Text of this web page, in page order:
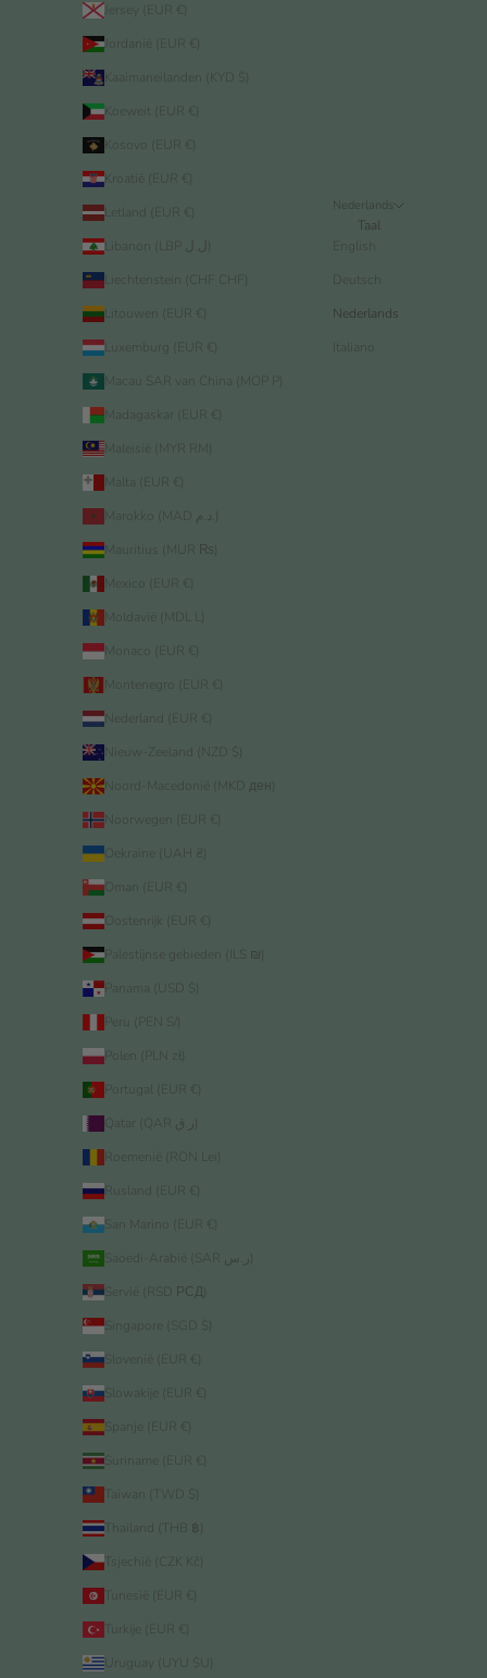
Jersey (EUR €)
Jordanië (EUR €)
Kaaimaneilanden (KYD $)
Koeweit (EUR €)
Kroatië (EUR €)
Letland (EUR €)
Liechtenstein (CHF CHF)
Litouwen (EUR €)
Luxemburg (EUR €)
Macau SAR van China (MOP P)
Madagaskar (EUR €)
Maleisië (MYR RM)
Malta (EUR €)
Mauritius (MUR ₨)
Mexico (EUR €)
Moldavië (MDL L)
Monaco (EUR €)
Montenegro (EUR €)
Nederland (EUR €)
Nieuw-Zeeland (NZD $)
Noord-Macedonië (MKD ден)
Noorwegen (EUR €)
Oekraïne (UAH ₴)
Oman (EUR €)
Oostenrijk (EUR €)
Palestijnse gebieden (ILS ₪)
Panama (USD $)
Peru (PEN S/)
Polen (PLN zł)
Portugal (EUR €)
Roemenië (RON Lei)
Rusland (EUR €)
San Marino (EUR €)
Servië (RSD РСД)
Singapore (SGD $)
Slovenië (EUR €)
Spanje (EUR €)
Suriname (EUR €)
Taiwan (TWD $)
Thailand (THB ฿)
Tsjechië (CZK Kč)
Tunesië (EUR €)
Turkije (EUR €)
Uruguay (UYU $U)
Nederlands
Taal
English
Deutsch
Nederlands
Italiano